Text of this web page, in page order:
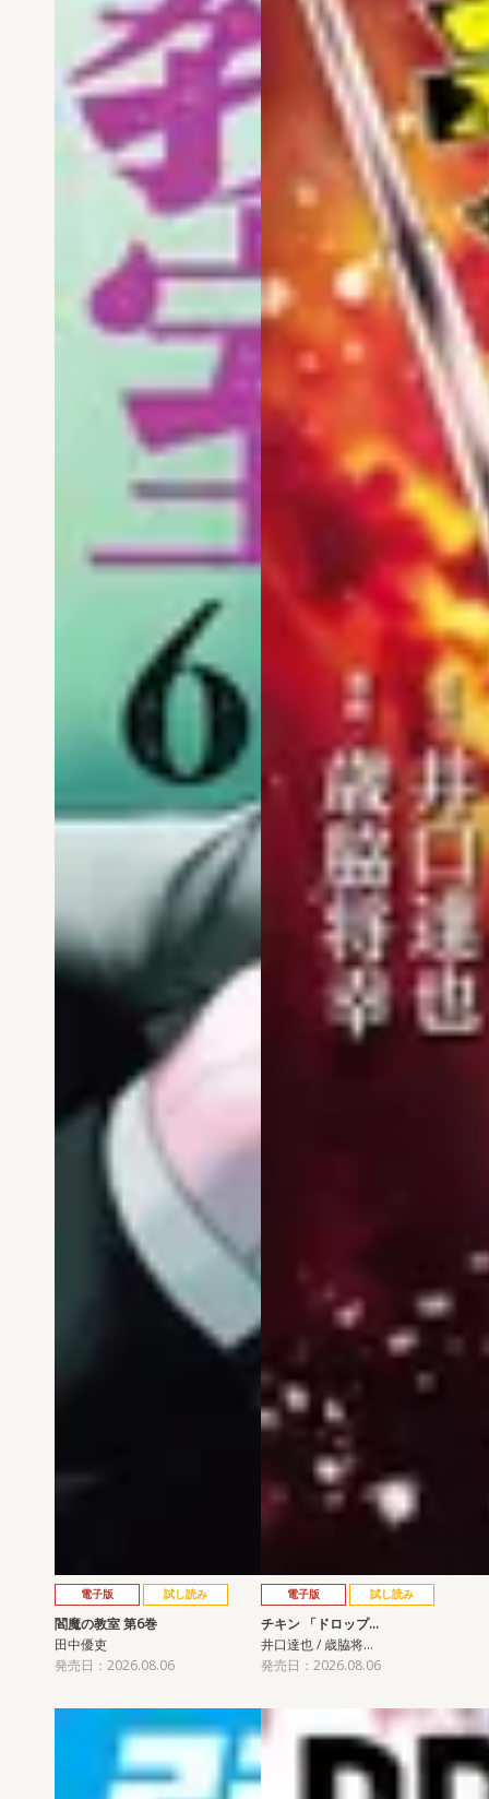
電子版 試し読み
閻魔の教室 第6巻
田中優吏
発売日：2026.08.06
電子版 試し読み
チキン 「ドロップ…
井口達也 / 歳脇将…
発売日：2026.08.06